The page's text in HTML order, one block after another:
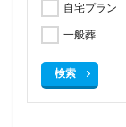
自宅プラン
一般葬
検索